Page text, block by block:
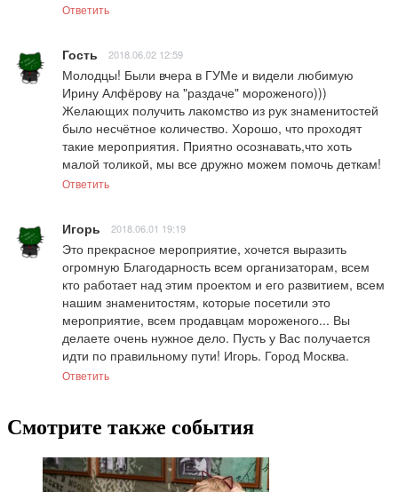
Ответить
Гость 2018.06.02 12:59
Молодцы! Были вчера в ГУМе и видели любимую
Ирину Алфёрову на "раздаче" мороженого)))
Желающих получить лакомство из рук знаменитостей
было несчётное количество. Хорошо, что проходят
такие мероприятия. Приятно осознавать,что хоть
малой толикой, мы все дружно можем помочь деткам!
Ответить
Игорь 2018.06.01 19:19
Это прекрасное мероприятие, хочется выразить
огромную Благодарность всем организаторам, всем
кто работает над этим проектом и его развитием, всем
нашим знаменитостям, которые посетили это
мероприятие, всем продавцам мороженого... Вы
делаете очень нужное дело. Пусть у Вас получается
идти по правильному пути! Игорь. Город Москва.
Ответить
Смотрите также события